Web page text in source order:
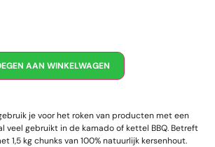
AAN WINKELWAGEN
je voor het roken van producten met een
veel gebruikt in de kamado of kettel BBQ. Betreft
1,5 kg chunks van 100% natuurlijk kersenhout.